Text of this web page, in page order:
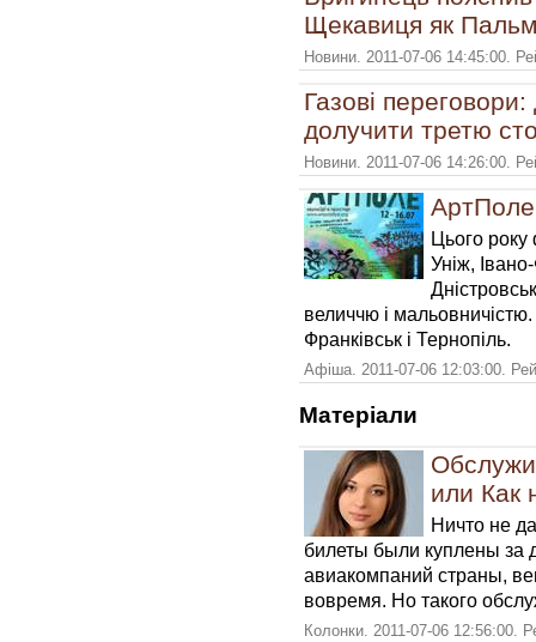
Щекавиця як
Новини. 2011-07-06 14:45:00.
Газові
долучити третю
Новини. 2011-07-06 14:26:00.
Цього
Уніж,
величчю і
Франківськ і Тернопіль.
Афіша. 2011-07-06 12:03:00.
Матерiали
или Как
Ничто не
билеты были куплены за
авиакомпаний страны,
вовремя. Но такого
Колонки. 2011-07-06 12:56:00.